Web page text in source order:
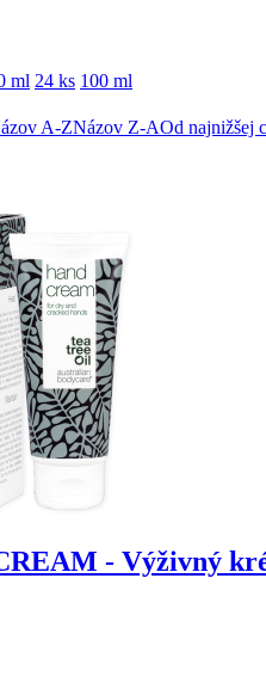
ml 24 ks 100 ml
A-ZNázov Z-AOd najnižšej
- Výživný